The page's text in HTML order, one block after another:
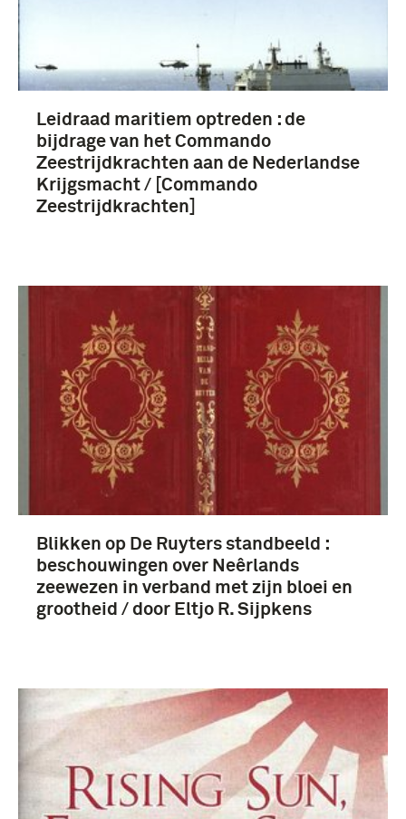
Leidraad maritiem optreden : de
bijdrage van het Commando
Zeestrijdkrachten aan de Nederlandse
Krijgsmacht / [Commando
Zeestrijdkrachten]
Blikken op De Ruyters standbeeld :
beschouwingen over Neêrlands
zeewezen in verband met zijn bloei en
grootheid / door Eltjo R. Sijpkens